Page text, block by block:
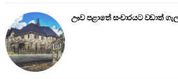
ඌව පළාතේ සංචාරයට වඩාත්